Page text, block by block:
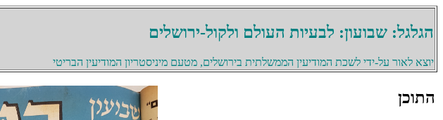
הגלגל: שבועון: לבעיות העולם ולקול-ירושלים
יוצא לאור על-ידי לשכת המודיעין הממשלתית בירושלים, מטעם מיניסטריון המודיעין הבריטי
התוכן